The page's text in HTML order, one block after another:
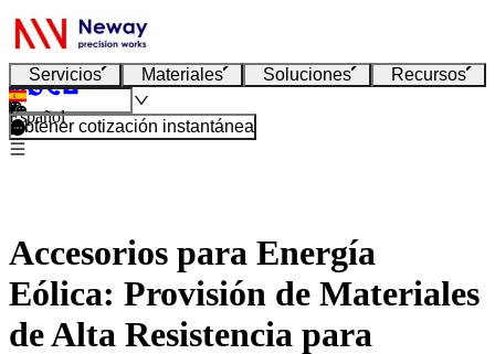
Servicios Materiales Soluciones Recursos
Español
Obtener cotización instantánea
Accesorios para Energía
Eólica: Provisión de Materiales
de Alta Resistencia para